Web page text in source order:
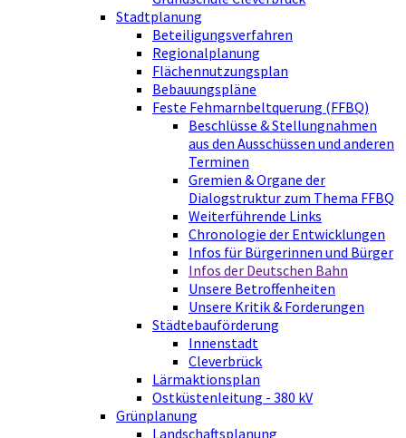
Stadtplanung
Beteiligungsverfahren
Regionalplanung
Flächennutzungsplan
Bebauungspläne
Feste Fehmarnbeltquerung (FFBQ)
Beschlüsse & Stellungnahmen
aus den Ausschüssen und anderen
Terminen
Gremien & Organe der
Dialogstruktur zum Thema FFBQ
Weiterführende Links
Chronologie der Entwicklungen
Infos für Bürgerinnen und Bürger
Infos der Deutschen Bahn
Unsere Betroffenheiten
Unsere Kritik & Forderungen
Städtebauförderung
Innenstadt
Cleverbrück
Lärmaktionsplan
Ostküstenleitung - 380 kV
Grünplanung
Landschaftsplanung